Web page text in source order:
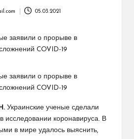
05.03.2021
Украинские ученые сделали
исследовании коронавируса. В
в мире удалось выяснить,